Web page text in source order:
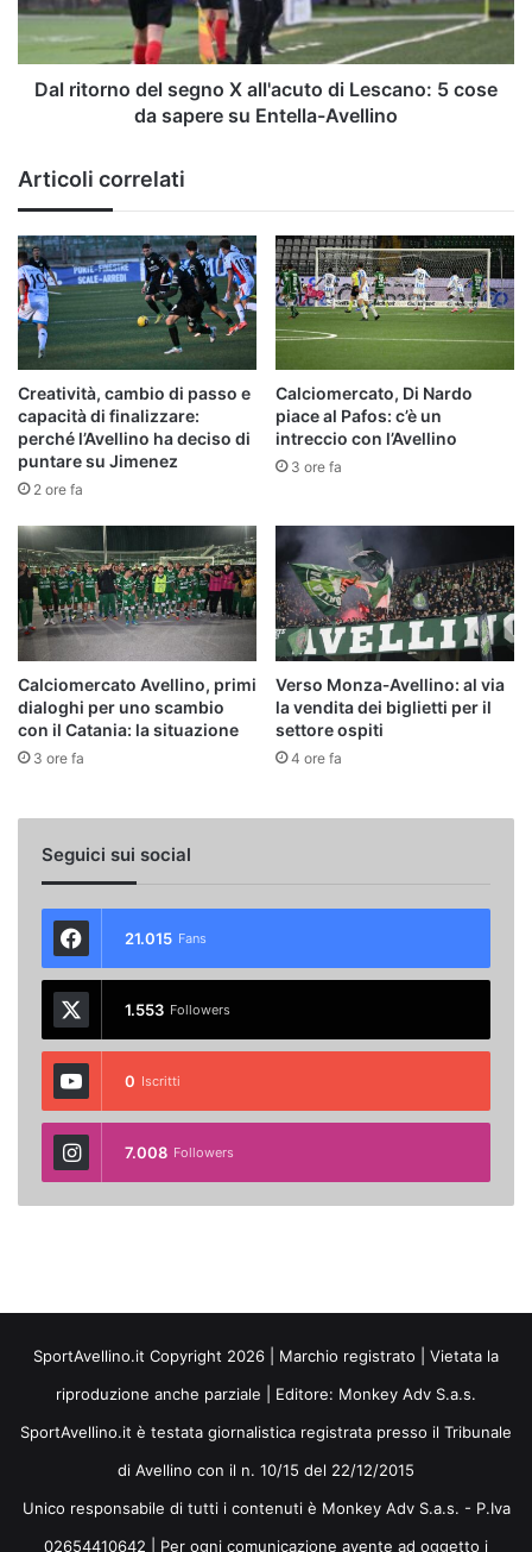
di
Lescano:
5
cose
Entella-
Avellino
Dal ritorno del segno X all'acuto di Lescano: 5 cose
da sapere su Entella-Avellino
Articoli correlati
Creatività, cambio di passo e
capacità di finalizzare:
perché l’Avellino ha deciso di
puntare su Jimenez
2 ore fa
Calciomercato, Di Nardo
piace al Pafos: c’è un
intreccio con l’Avellino
3 ore fa
Calciomercato Avellino, primi
dialoghi per uno scambio
con il Catania: la situazione
3 ore fa
Verso Monza‑Avellino: al via
la vendita dei biglietti per il
settore ospiti
4 ore fa
Seguici sui social
21.015 Fans
1.553 Followers
0 Iscritti
7.008 Followers
SportAvellino.it Copyright 2026 | Marchio registrato | Vietata la
riproduzione anche parziale | Editore: Monkey Adv S.a.s.
SportAvellino.it è testata giornalistica registrata presso il Tribunale
di Avellino con il n. 10/15 del 22/12/2015
Unico responsabile di tutti i contenuti è Monkey Adv S.a.s. - P.Iva
02654410642 | Per ogni comunicazione avente ad oggetto i